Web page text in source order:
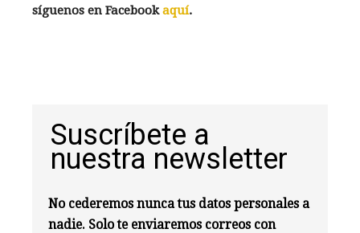
síguenos en Facebookaquí.
Suscríbete a
nuestra newsletter
No cederemos nunca tus datos personales a
nadie. Solo te enviaremos correos con